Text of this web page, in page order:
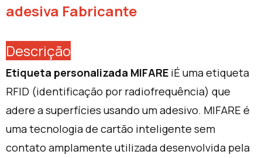
adesiva Fabricante
Descrição
Etiqueta personalizada MIFARE iÉ uma etiqueta
RFID (identificação por radiofrequência) que
adere a superfícies usando um adesivo. MIFARE é
uma tecnologia de cartão inteligente sem
contato amplamente utilizada desenvolvida pela